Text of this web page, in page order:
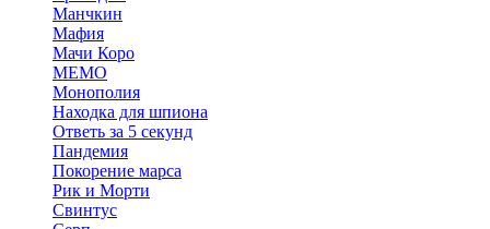
Манчкин
Мафия
Мачи Коро
МЕМО
Монополия
Находка для шпиона
Ответь за 5 секунд
Пандемия
Покорение марса
Рик и Морти
Свинтус